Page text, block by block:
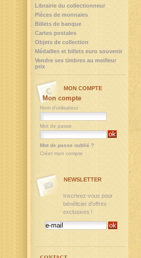
Librairie du collectionneur
Pièces de monnaies
Billets de banque
Cartes postales
Objets de collection
Médailles et billets euro souvenir
Vendre ses timbres au meilleur
prix
MON COMPTE
Mon compte
Nom d'utilisateur
Mot de passe
Mot de passe oublié ?
Créer mon compte
NEWSLETTER
Inscrivez-vous pour
bénéficier d'offres
exclusives !